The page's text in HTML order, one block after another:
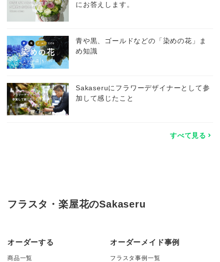
にお答えします。
青や黒、ゴールドなどの「染めの花」ま
め知識
Sakaseruにフラワーデザイナーとして参
加して感じたこと
すべて見る
フラスタ・楽屋花のSakaseru
オーダーする
商品一覧
オーダーメイド事例
フラスタ事例一覧